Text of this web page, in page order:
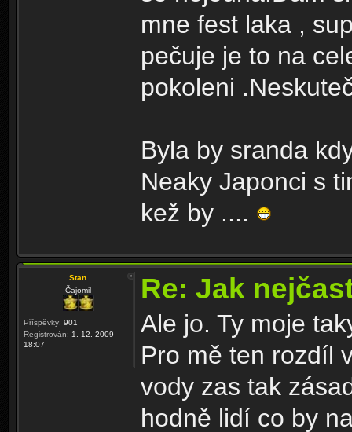
mne fest laka ,
pečuje je to na
pokoleni
Byla by sranda
Neaky Japonci s
kež by ....
Stan
Čajomil
Příspěvky: 901
Registrován: 1. 12. 2009
18:07
Re: Jak
Ale jo. Ty moje
Pro mě ten rozdíl
vody zas tak
hodně lidí co by